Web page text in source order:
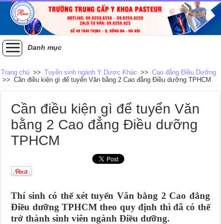
Danh mục
Trang chủ >> Tuyển sinh ngành Y Dược Khác >> Cao đẳng Điều Dưỡng
>> Cần điều kiện gì để tuyển Văn bằng 2 Cao đẳng Điều dưỡng TPHCM
Cần điều kiện gì để tuyển Văn
bằng 2 Cao đẳng Điều dưỡng
TPHCM
Thí sinh có thể xét tuyển Văn bằng 2 Cao đẳng
Điều dưỡng TPHCM theo quy định thì đã có thể
trở thành sinh viên ngành Điều dưỡng.